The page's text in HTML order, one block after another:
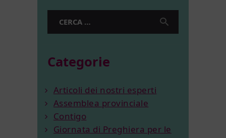
Categorie
Articoli dei nostri esperti
Assemblea provinciale
Contigo
Giornata di Preghiera per le